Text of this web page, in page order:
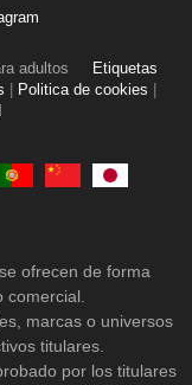
adultos
Etiquetas
Politica de cookies
ofrecen de forma
marcas o universos
titulares.
por los titulares